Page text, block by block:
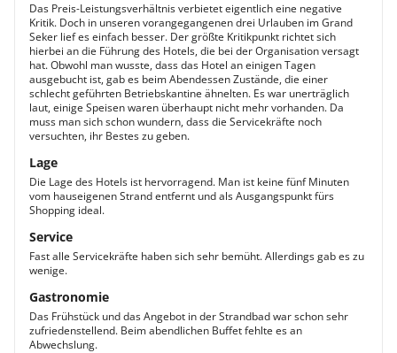
Das Preis-Leistungsverhältnis verbietet eigentlich eine negative
Kritik. Doch in unseren vorangegangenen drei Urlauben im Grand
Seker lief es einfach besser. Der größte Kritikpunkt richtet sich
hierbei an die Führung des Hotels, die bei der Organisation versagt
hat. Obwohl man wusste, dass das Hotel an einigen Tagen
ausgebucht ist, gab es beim Abendessen Zustände, die einer
schlecht geführten Betriebskantine ähnelten. Es war unerträglich
laut, einige Speisen waren überhaupt nicht mehr vorhanden. Da
muss man sich schon wundern, dass die Servicekräfte noch
versuchten, ihr Bestes zu geben.
Lage
Die Lage des Hotels ist hervorragend. Man ist keine fünf Minuten
vom hauseigenen Strand entfernt und als Ausgangspunkt fürs
Shopping ideal.
Service
Fast alle Servicekräfte haben sich sehr bemüht. Allerdings gab es zu
wenige.
Gastronomie
Das Frühstück und das Angebot in der Strandbad war schon sehr
zufriedenstellend. Beim abendlichen Buffet fehlte es an
Abwechslung.